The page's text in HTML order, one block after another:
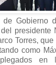
de Gobierno
presidente
Torres,
como
en